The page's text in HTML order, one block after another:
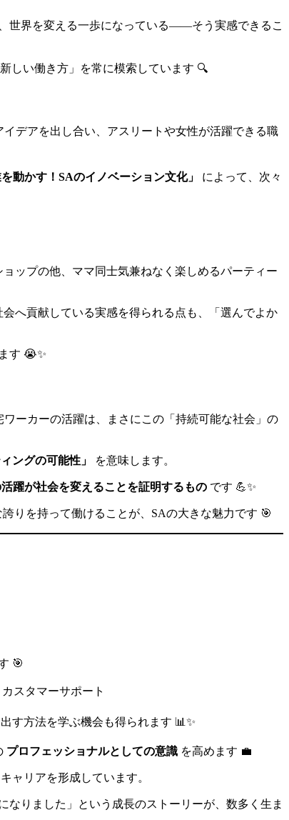
世界を変える一歩になっている——そう実感できるこ
しい働き方」を常に模索しています 🔍
デアを出し合い、アスリートや女性が活躍できる職
動かす！SAのイノベーション文化」
によって、次々
ップの他、ママ同士気兼ねなく楽しめるパーティー
へ貢献している実感を得られる点も、「選んでよか
す 😭✨
ワーカーの活躍は、まさにこの「持続可能な社会」の
ングの可能性」 を意味します。
躍が社会を変えることを証明するもの です 💪✨
りを持って働けることが、SAの大きな魅力です 🎯
🎯
スタマーサポート
す方法を学ぶ機会も得られます 📊✨
プロフェッショナルとしての意識 を高めます 💼
ャリアを形成しています。
なりました」という成長のストーリーが、数多く生ま